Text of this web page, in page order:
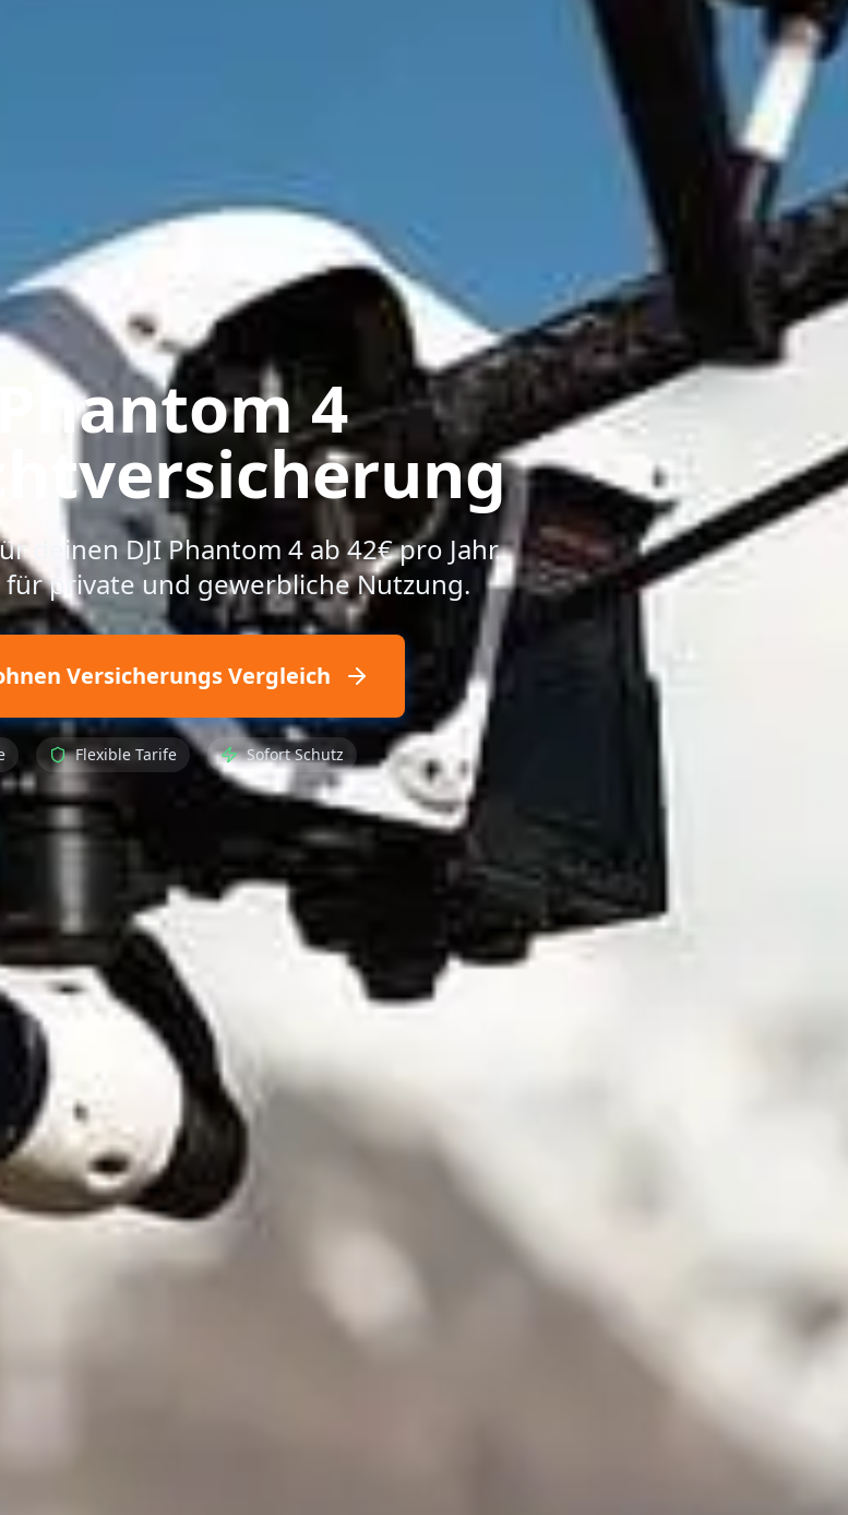
4
deinen DJI Phantom 4 ab 42€ pro Jahr.
private und gewerbliche Nutzung.
Versicherungs Vergleich
Flexible Tarife Sofort Schutz